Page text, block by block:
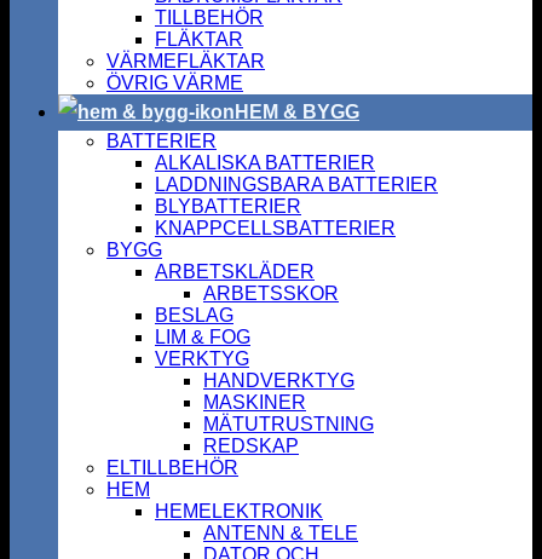
TILLBEHÖR
FLÄKTAR
VÄRMEFLÄKTAR
ÖVRIG VÄRME
HEM & BYGG
BATTERIER
ALKALISKA BATTERIER
LADDNINGSBARA BATTERIER
BLYBATTERIER
KNAPPCELLSBATTERIER
BYGG
ARBETSKLÄDER
ARBETSSKOR
BESLAG
LIM & FOG
VERKTYG
HANDVERKTYG
MASKINER
MÄTUTRUSTNING
REDSKAP
ELTILLBEHÖR
HEM
HEMELEKTRONIK
ANTENN & TELE
DATOR OCH